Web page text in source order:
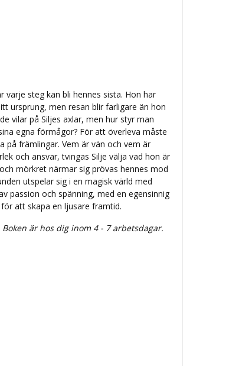
varje steg kan bli hennes sista. Hon har
ursprung, men resan blir farligare än hon
vilar på Siljes axlar, men hur styr man
egna förmågor? För att överleva måste
på främlingar. Vem är vän och vem är
och ansvar, tvingas Silje välja vad hon är
mörkret närmar sig prövas hennes mod
utspelar sig i en magisk värld med
passion och spänning, med en egensinnig
att skapa en ljusare framtid.
Boken är hos dig inom 4 - 7 arbetsdagar.